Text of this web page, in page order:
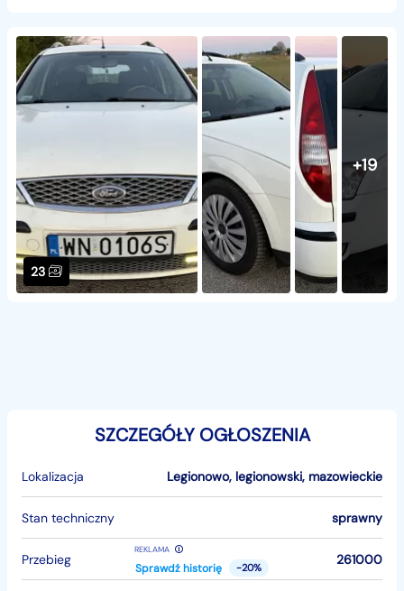
23
+19
SZCZEGÓŁY OGŁOSZENIA
Lokalizacja Legionowo, legionowski, mazowieckie
Stan techniczny sprawny
Przebieg
REKLAMA
Sprawdź historię -20%
261000